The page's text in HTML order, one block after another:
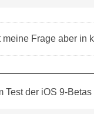
meine Frage aber in
Test der iOS 9-